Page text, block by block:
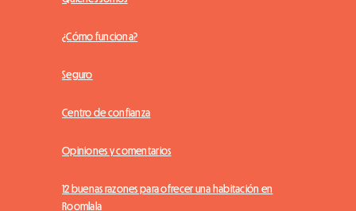
¿Cómo funciona?
Seguro
Centro de confianza
Opiniones y comentarios
12 buenas razones para ofrecer una habitación en
Roomlala